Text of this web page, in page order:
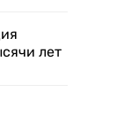
лет